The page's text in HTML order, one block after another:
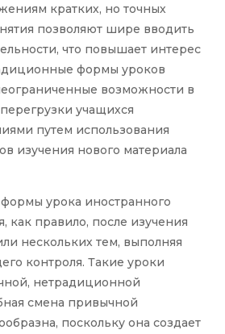
кратких, но точных
позволяют шире вводить
что повышает интерес
формы уроков
возможности в
учащихся
путем использования
изучения нового материала
урока иностранного
как правило, после изучения
нескольких тем, выполняя
контроля. Такие уроки
нетрадиционной
смена привычной
поскольку она создает